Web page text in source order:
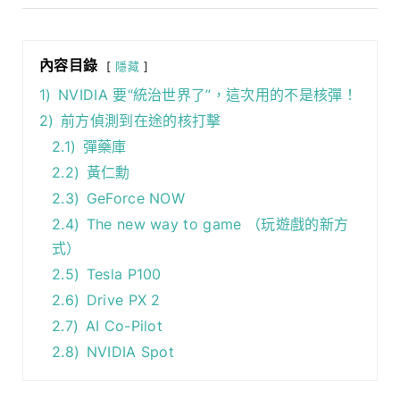
內容目錄 隱藏
1) NVIDIA 要“統治世界了”，這次用的不是核彈！
2) 前方偵測到在途的核打擊
2.1) 彈藥庫
2.2) 黃仁勳
2.3) GeForce NOW
2.4) The new way to game （玩遊戲的新方
式）
2.5) Tesla P100
2.6) Drive PX 2
2.7) AI Co-Pilot
2.8) NVIDIA Spot